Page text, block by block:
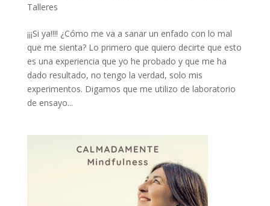
Talleres
¡¡¡Si ya!!!! ¿Cómo me va a sanar un enfado con lo mal
que me sienta? Lo primero que quiero decirte que esto
es una experiencia que yo he probado y que me ha
dado resultado, no tengo la verdad, solo mis
experimentos. Digamos que me utilizo de laboratorio
de ensayo...